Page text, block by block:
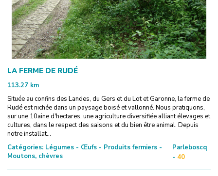
LA FERME DE RUDÉ
113.27 km
Située au confins des Landes, du Gers et du Lot et Garonne, la ferme de
Rudé est nichée dans un paysage boisé et vallonné. Nous pratiquons,
sur une 10aine d'hectares, une agriculture diversifiée alliant élevages et
cultures, dans le respect des saisons et du bien être animal. Depuis
notre installat...
Catégories: Légumes - Œufs - Produits fermiers -
Moutons, chèvres
Parleboscq
- 40